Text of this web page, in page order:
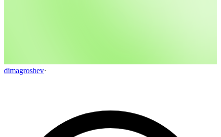
dimagroshev·